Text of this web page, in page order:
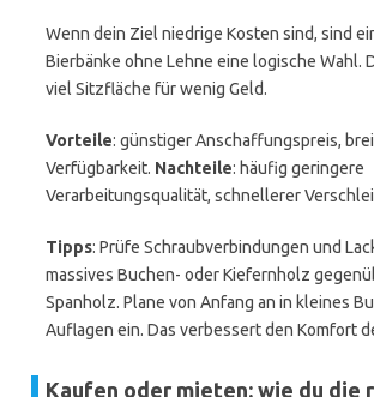
Wenn dein Ziel niedrige Kosten sind, sind
Bierbänke ohne Lehne eine logische Wahl.
viel Sitzfläche für wenig Geld.
Vorteile: günstiger Anschaffungspreis,
Verfügbarkeit. Nachteile: häufig geringere
Verarbeitungsqualität, schnellerer
Tipps: Prüfe Schraubverbindungen und
massives Buchen- oder Kiefernholz
Spanholz. Plane von Anfang an in kleines
Auflagen ein. Das verbessert den Komfort
Kaufen oder mieten: wie du die